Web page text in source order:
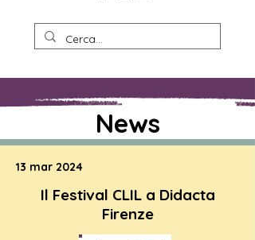
News
13 mar 2024
Il Festival CLIL a Didacta
Firenze